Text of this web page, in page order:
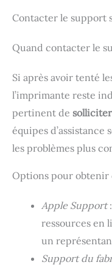
Contacter le support
Quand contacter le
Si après avoir tenté
l’imprimante reste
pertinent de
équipes
les problèmes plus
Options pour obtenir
Apple Support:
ressources en
un
Support du